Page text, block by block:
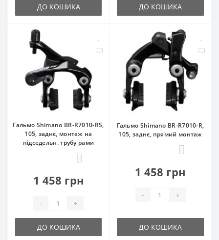
ДО КОШИКА ДО КОШИКА
Гальмо Shimano BR-R7010-RS,
105, заднє, монтаж на
підседельн. трубу рами
1 458 грн
- +
ДО КОШИКА
Гальмо Shimano BR-R7010-R,
105, заднє, прямий монтаж
1 458 грн
- +
ДО КОШИКА